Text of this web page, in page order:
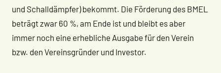
und Schalldämpfer) bekommt. Die Förderung des BMEL
beträgt zwar 60 %, am Ende ist und bleibt es aber
immer noch eine erhebliche Ausgabe für den Verein
bzw. den Vereinsgründer und Investor.